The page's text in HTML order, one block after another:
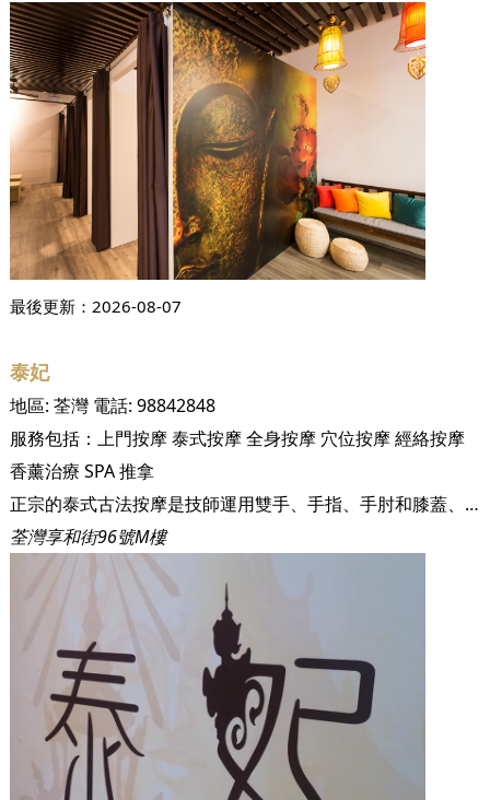
最後更新： 2026-08-07
泰妃
地區: 荃灣電話: 98842848
服務包括： 上門按摩泰式按摩全身按摩 穴位按摩經絡按摩
香薰治療 SPA推拿
正宗的泰式古法按摩是技師運用雙手、手指、手肘和膝蓋、臂膀 和腳的力量，循著客人的筋絡和穴道施以全身拉、揉、彎曲、扭轉等按摩的動作， 動作的幅度較大，帶一部分瑜珈動作。動作看似巨大，但步法是溫和有節秦感的; 泰式按摩可以將人的筋骨和肌肉做完整的伸展和舒緩，並同時帶動血液循環、清 除體內毒素，對胃痛、偏頭痛、關節炎、四肢痳木、坐骨神經痛和背痛都有不錯 的療效。一場按摩做下來，常會讓人有筋骨舒暢，全身煥然一新。
荃灣享和街96號M樓